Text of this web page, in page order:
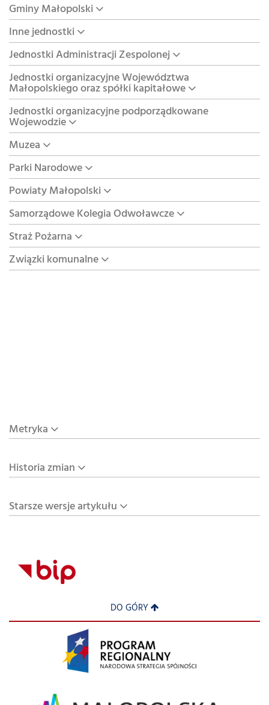
Gminy Małopolski
Inne jednostki
Jednostki Administracji Zespolonej
Jednostki organizacyjne Województwa
Małopolskiego oraz spółki kapitałowe
Jednostki organizacyjne podporządkowane
Wojewodzie
Muzea
Parki Narodowe
Powiaty Małopolski
Samorządowe Kolegia Odwoławcze
Straż Pożarna
Związki komunalne
Metryka
Historia zmian
Starsze wersje artykułu
DO GÓRY